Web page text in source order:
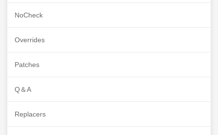
NoCheck
Overrides
Patches
Q＆A
Replacers